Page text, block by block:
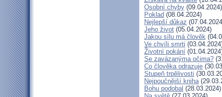
Osobní chyby (09.04.2024)
Poklad (08.04.2024)
Nejlepší důkaz
Jeho život (05.04.2024)
Jakou sílu má člověk
Ve chvíli smrti
Životní pokání
Se zavázanýma očima?
Co člověka odrazuje
Stupeň trpělivosti
Nejpoučnější kniha
Bohu podobal (28.03.2024)